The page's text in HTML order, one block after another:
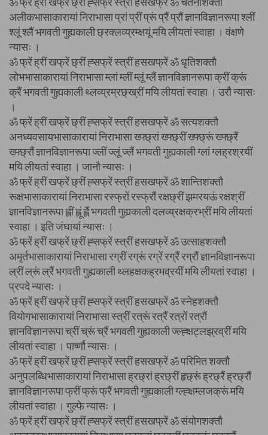
अलीकभासाकारायां निराभासा प्रां प्रीं प्रूं प्रैं प्रौं ज्ञानविज्ञानरूपा श्लीं
श्लूं श्लैं भगवती गुह्यकाली छ्रक्लव्य्रम्क्षयूं मयि लीयतां स्वाहा । वंक्षणे
न्यासः ।
ॐ फ्रें ह्रीं खफ्रें छ्रीं ह्सफ्रें स्त्रीं हसखफ्रें ॐ धृतिशक्तौ
लोभभासाकारायां निराभासा म्लां म्लीं म्लूं म्लैं ज्ञानविज्ञानरूपा क्रीं क्रूं
क्रैं भगवती गुह्यकाली थ्लव्य्रम्रछ्ख्रीं मयि लीयतां स्वाहा । उरौ न्यासः
।
ॐ फ्रें ह्रीं खफ्रें छ्रीं ह्सफ्रें स्त्रीं हसखफ्रें ॐ सत्यशक्तौ
अनध्यवसायभासाकारायां निराभासा ख्फ्छ्रां ख्फ्छ्रीं ख्फ्छ्रूं ख्फ्छ्रैं
ख्फ्छ्रौं ज्ञानविज्ञानरूपा ज्लीं ज्लूं ज्लैं भगवती गुह्यकाली ग्लां ग्लह्रश्रयीं
मयि लीयतां स्वाहा । जानौ न्यासः ।
ॐ फ्रें ह्रीं खफ्रें छ्रीं ह्सफ्रें स्त्रीं हसखफ्रें ॐ शान्तिशक्तौ
रूक्षभासाकारायां निराभासा रस्फ्रों रस्फ्रौं रक्षछ्रीं झमरयऊं रक्षश्रीं
ज्ञानविज्ञानरूपा ह्लीं ह्लूं ह्लैं भगवती गुह्यकाली दलव्य्रक्षक्रभ्रीं मयि लीयतां
स्वाहा । इति जंघायां न्यासः ।
ॐ फ्रें ह्रीं खफ्रें छ्रीं ह्सफ्रें स्त्रीं हसखफ्रें ॐ उत्साहशक्तौ
अमृर्तभासाकारायां निराभासा रग्रीं रग्रूं रग्रें रग्रैं रग्रौं ज्ञानविज्ञानरूपा
ल्रीं ल्रूं ल्रैं भगवती गुह्यकाली थ्लहक्षकह्रमव्रयीं मयि लीयतां स्वाहा ।
प्रपदे न्यासः ।
ॐ फ्रें ह्रीं खफ्रें छ्रीं ह्सफ्रें स्त्रीं हसखफ्रें ॐ स्नेहशक्तौ
वियोगभासाकारायां निराभासा स्त्रीं रत्रूं रत्रैं रत्रों रत्रौं
ज्ञानविज्ञानरूपा च्रीं च्रूं च्रैं भगवती गुह्यकाली ज्ल्ह्क्षट्लझ्रव्रीं मयि
लीयतां स्वाहा । पार्ष्णौ न्यासः ।
ॐ फ्रें ह्रीं खफ्रें छ्रीं ह्सफ्रें स्त्रीं हसखफ्रें ॐ परिमित शक्तौ
अनुपलब्धिभासाकारायां निराभासा ह्रछ्रां ह्रछ्रीं हृछ्रूं ह्रछ्रैं ह्रछ्रौं
ज्ञानविज्ञानरूपा फ्रीं फ्रूं फ्रैं भगवती गुह्यकाली ग्ल्ह्क्षम्लजक्रूं मयि
लीयतां स्वाहा । गुल्फे न्यासः ।
ॐ फ्रें ह्रीं खफ्रें छ्रीं ह्सफ्रें स्त्रीं हसखफ्रें ॐ संयोगशक्तौ